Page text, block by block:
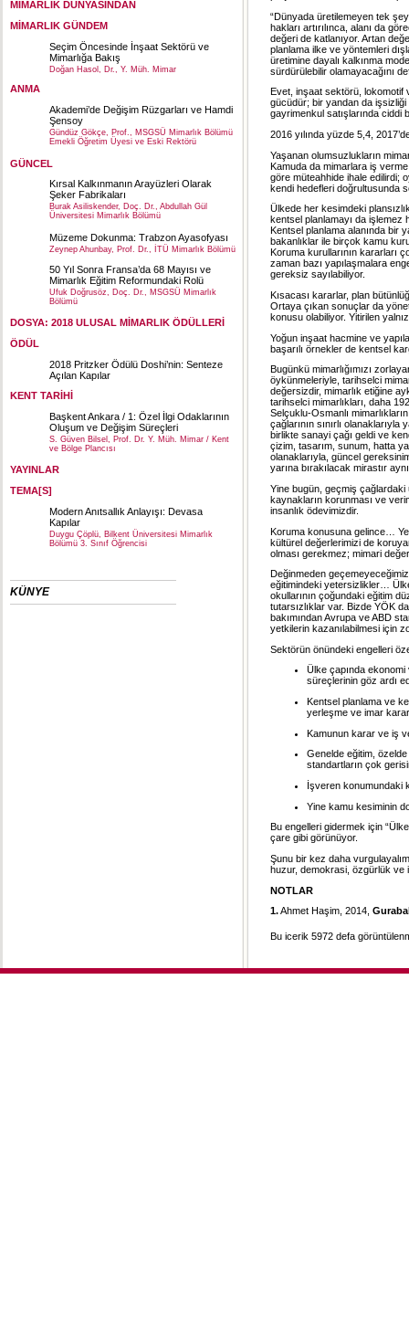
MİMARLIK DÜNYASINDAN
MİMARLIK GÜNDEM
Seçim Öncesinde İnşaat Sektörü ve
Mimarlığa Bakış
Doğan Hasol, Dr., Y. Müh. Mimar
ANMA
Akademi’de Değişim Rüzgarları ve Hamdi
Şensoy
Gündüz Gökçe, Prof., MSGSÜ Mimarlık Bölümü
Emekli Öğretim Üyesi ve Eski Rektörü
GÜNCEL
Kırsal Kalkınmanın Arayüzleri Olarak
Şeker Fabrikaları
Burak Asiliskender, Doç. Dr., Abdullah Gül
Üniversitesi Mimarlık Bölümü
Müzeme Dokunma: Trabzon Ayasofyası
Zeynep Ahunbay, Prof. Dr., İTÜ Mimarlık Bölümü
50 Yıl Sonra Fransa’da 68 Mayısı ve
Mimarlık Eğitim Reformundaki Rolü
Ufuk Doğrusöz, Doç. Dr., MSGSÜ Mimarlık
Bölümü
DOSYA: 2018 ULUSAL MİMARLIK ÖDÜLLERİ
ÖDÜL
2018 Pritzker Ödülü Doshi’nin: Senteze
Açılan Kapılar
KENT TARİHİ
Başkent Ankara / 1: Özel İlgi Odaklarının
Oluşum ve Değişim Süreçleri
S. Güven Bilsel, Prof. Dr. Y. Müh. Mimar / Kent
ve Bölge Plancısı
YAYINLAR
TEMA[S]
Modern Anıtsallık Anlayışı: Devasa
Kapılar
Duygu Çöplü, Bilkent Üniversitesi Mimarlık
Bölümü 3. Sınıf Öğrencisi
KÜNYE
“Dünyada üretilemeyen tek
hakları artırılınca, alanı da
değeri de katlanıyor. Artan
planlama ilke ve yöntemleri
üretimine dayalı kalkınma
sürdürülebilir olamayacağını
Evet, inşaat sektörü, lokomotif
gücüdür; bir yandan da
gayrimenkul satışlarında
2016 yılında yüzde 5,4,
Yaşanan olumsuzlukların
Kamuda da mimarlara iş
göre müteahhide ihale edilirdi;
kendi hedefleri doğrultusunda
Ülkede her kesimdeki
kentsel planlamayı da işlemez
Kentsel planlama alanında bir
bakanlıklar ile birçok kamu
Koruma kurullarının kararları
zaman bazı yapılaşmalara
gereksiz sayılabiliyor.
Kısacası kararlar, plan
Ortaya çıkan sonuçlar da
konusu olabiliyor. Yitirilen
Yoğun inşaat hacmine ve
başarılı örnekler de kentsel
Bugünkü mimarlığımızı
öykünmeleriyle, tarihselci
değersizdir, mimarlık etiğine
tarihselci mimarlıkları, daha
Selçuklu-Osmanlı
çağlarının sınırlı
birlikte sanayi çağı geldi ve
çizim, tasarım, sunum, hatta
olanaklarıyla, güncel
yarına bırakılacak mirastır
Yine bugün, geçmiş
kaynakların korunması ve
insanlık ödevimizdir.
Koruma konusuna gelince…
kültürel değerlerimizi de
olması gerekmez; mimari
Değinmeden
eğitimindeki yetersizlikler…
okullarının çoğundaki eğitim
tutarsızlıklar var. Bizde YÖK
bakımından Avrupa ve ABD
yetkilerin kazanılabilmesi için
Sektörün önündeki engelleri
Ülke çapında
süreçlerinin göz ardı
Kentsel planlama ve
yerleşme ve imar
Kamunun karar ve iş
Genelde eğitim,
standartların çok
İşveren konumundaki
Yine kamu kesiminin
Bu engelleri gidermek için
çare gibi görünüyor.
Şunu bir kez daha
huzur, demokrasi, özgürlük
NOTLAR
1.Ahmet Haşim, 2014,
Bu icerik 5972 defa